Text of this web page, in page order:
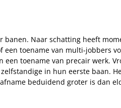
Naar schatting heeft
toename van multi-jobbers
een toename van precair werk.
in hun eerste baan.
beduidend groter is dan